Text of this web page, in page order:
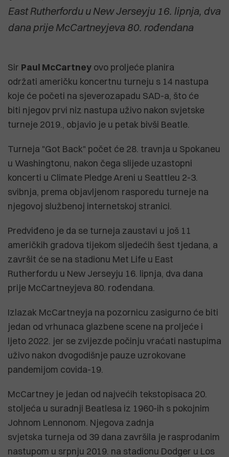
East Rutherfordu u New Jerseyju 16. lipnja, dva
dana prije McCartneyjeva 80. rođendana
Sir Paul McCartney ovo proljeće planira
održati američku koncertnu turneju s 14 nastupa
koje će početi na sjeverozapadu SAD-a, što će
biti njegov prvi niz nastupa uživo nakon svjetske
turneje 2019., objavio je u petak bivši Beatle.
Turneja "Got Back" počet će 28. travnja u Spokaneu
u Washingtonu, nakon čega slijede uzastopni
koncerti u Climate Pledge Areni u Seattleu 2-3.
svibnja, prema objavljenom rasporedu turneje na
njegovoj službenoj internetskoj stranici.
Predviđeno je da se turneja zaustavi u još 11
američkih gradova tijekom sljedećih šest tjedana, a
završit će se na stadionu Met Life u East
Rutherfordu u New Jerseyju 16. lipnja, dva dana
prije McCartneyjeva 80. rođendana.
Izlazak McCartneyja na pozornicu zasigurno će biti
jedan od vrhunaca glazbene scene na proljeće i
ljeto 2022. jer se zvijezde počinju vraćati nastupima
uživo nakon dvogodišnje pauze uzrokovane
pandemijom covida-19.
McCartney je jedan od najvećih tekstopisaca 20.
stoljeća u suradnji Beatlesa iz 1960-ih s pokojnim
Johnom Lennonom. Njegova zadnja
svjetska turneja od 39 dana završila je rasprodanim
nastupom u srpnju 2019. na stadionu Dodger u Los